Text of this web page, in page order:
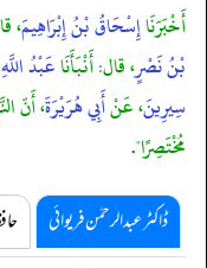
أَخْبَرَنَاإِسْحَاقُ بْنُ إِبْرَاهِيمَ،
بْنُ نَصْرٍ، قال: أَنْبَأَنَاعَبْدُ
سِيرِينَ، عَنْأَبِي هُرَيْرَةَ، أَنّ
مُخْتَصِرًا".
ڈاکٹر عبدالرحمٰن فریوائی